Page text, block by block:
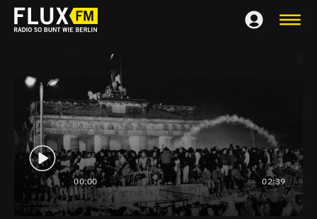
00:00 02:39